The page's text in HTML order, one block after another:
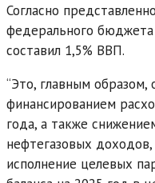
Согласно
федерального
составил 1,5% ВВП.
“Это, главным
финансированием
года, а также
нефтегазовых
исполнение целевых